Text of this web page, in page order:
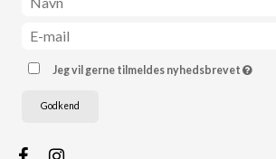
Jeg vil gerne tilmeldes nyhedsbrevet
Godkend